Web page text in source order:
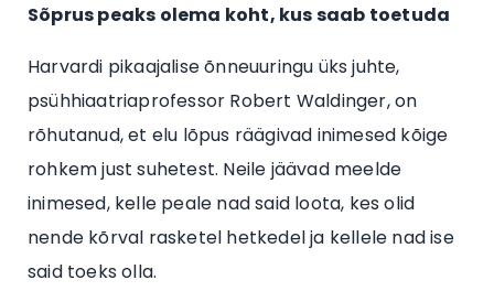
Sõprus peaks olema koht, kus saab toetuda
Harvardi pikaajalise õnneuuringu üks juhte,
psühhiaatriaprofessor Robert Waldinger, on
rõhutanud, et elu lõpus räägivad inimesed kõige
rohkem just suhetest. Neile jäävad meelde
inimesed, kelle peale nad said loota, kes olid
nende kõrval rasketel hetkedel ja kellele nad ise
said toeks olla.